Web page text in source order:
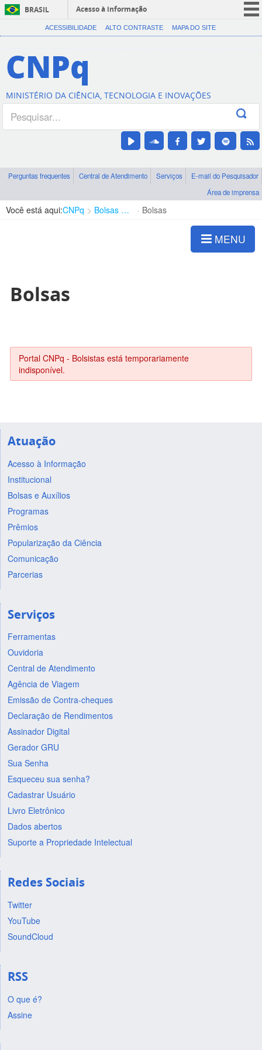
BRASIL
Acesso à informação
CORONAVÍRUS (COVID-19)
Canais
ACESSIBILIDADE ALTO CONTRASTE MAPA DO SITE
CNPq
MINISTÉRIO DA CIÊNCIA, TECNOLOGIA E INOVAÇÕES
Perguntas frequentes Central de Atendimento Serviços
E-mail do Pesquisador
Área de imprensa
Você está aqui:CNPq Bolsas e Auxílios Vigentes Bolsas
MENU
Bolsas
Portal CNPq - Bolsistas está temporariamente
indisponível.
Atuação
Acesso à Informação
Institucional
Bolsas e Auxílios
Programas
Prêmios
Popularização da Ciência
Comunicação
Parcerias
Serviços
Ferramentas
Ouvidoria
Central de Atendimento
Agência de Viagem
Emissão de Contra-cheques
Declaração de Rendimentos
Assinador Digital
Gerador GRU
Sua Senha
Esqueceu sua senha?
Cadastrar Usuário
Livro Eletrônico
Dados abertos
Suporte a Propriedade Intelectual
Redes Sociais
Twitter
YouTube
SoundCloud
RSS
O que é?
Assine